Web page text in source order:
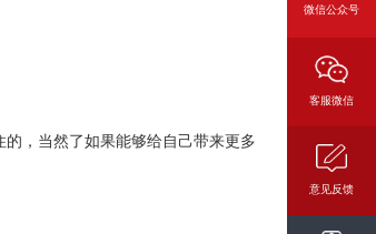
，当然了如果能够给自己带来更多
微信公众号
客服微信
意见反馈